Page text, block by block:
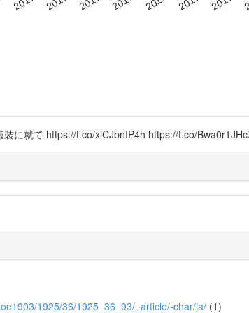
に就て https://t.co/xlCJbnIP4h https://t.co/
1925/36/1925_36_93/_article/-char/ja/ (1)